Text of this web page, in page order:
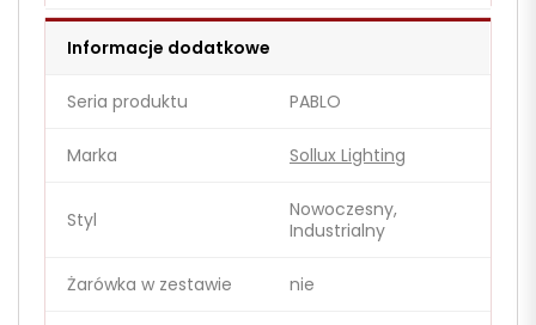
Informacje dodatkowe
Seria produktu PABLO
Marka Sollux Lighting
Styl
Nowoczesny,
Industrialny
Żarówka w zestawie nie